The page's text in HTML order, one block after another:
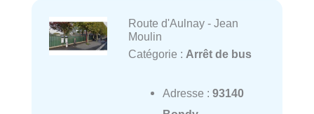
Route d'Aulnay - Jean
Moulin
Catégorie : Arrêt de bus
Adresse : 93140